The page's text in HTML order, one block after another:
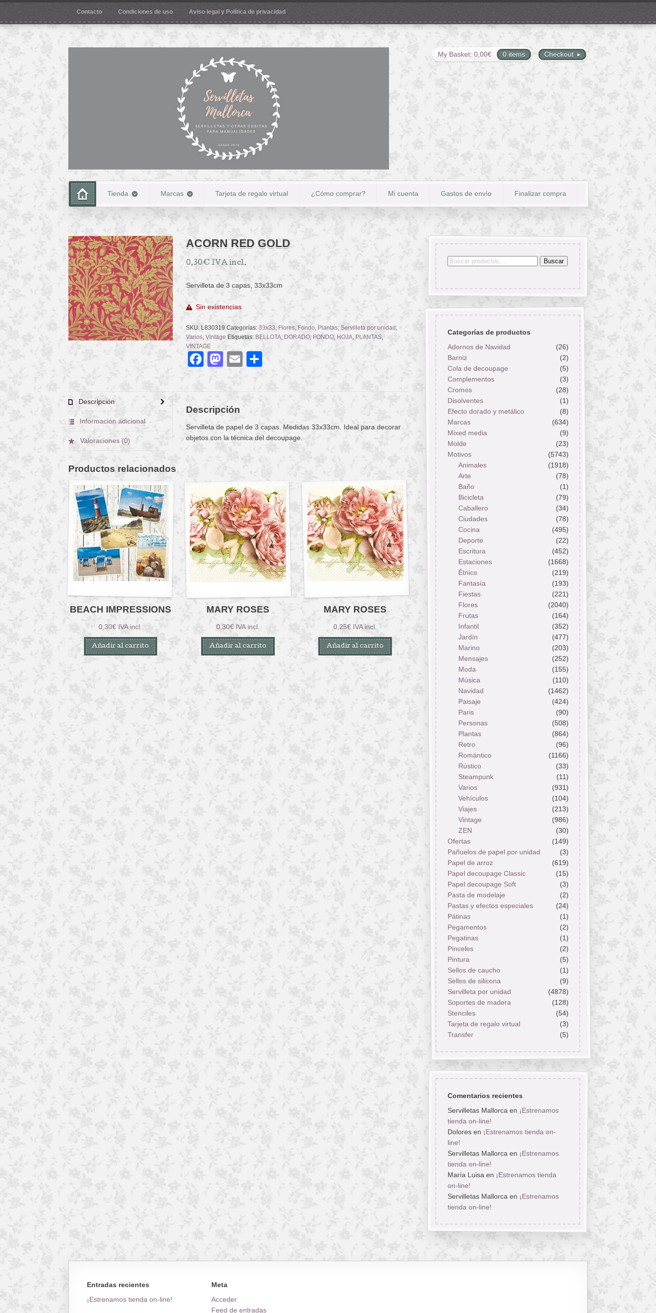
Contacto Condiciones de uso Aviso legal y Política de privacidad
Checkout
My Basket: 0,00€ 0 items
Tienda Marcas Tarjeta de regalo virtual ¿Cómo comprar? Mi cuenta Gastos de envío Finalizar compra
ACORN RED GOLD
0,30€ IVA incl.
Servilleta de 3 capas, 33x33cm
Sin existencias
SKU: L830319 Categorías: 33x33 Flores, Fondo Plantas, Servilleta por unidad
Varios, Vintage Etiquetas: BELLOTA, DORADO, FONDO, HOJA, PLANTAS,
VINTAGE
Facebook
Mastodon
Email
Descripción
Información adicional
Valoraciones (0)
Descripción
Servilleta de papel de 3 capas. Medidas 33x33cm. Ideal para decorar
objetos con la técnica del decoupage.
Productos relacionados
BEACH IMPRESSIONS
0,30€ IVA incl.
Añadir al carrito
MARY ROSES
0,30€ IVA incl.
Añadir al carrito
MARY ROSES
0,25€ IVA incl.
Añadir al carrito
Buscar
Buscar
Categorías de productos
Adornos de Navidad
(26)
Barniz
(2)
Cola de decoupage
(5)
Complementos
(3)
Cromos
(28)
Disolventes
(1)
Efecto dorado y metálico
(8)
Marcas
(634)
Mixed media
(9)
Molde
(23)
Motivos
(5743)
Animales
(1918)
Arte
(78)
Baño
(1)
Bicicleta
(79)
Caballero
(34)
Ciudades
(78)
Cocina
(495)
Deporte
(22)
Escritura
(452)
Estaciones
(1668)
Étnico
(219)
Fantasía
(193)
Fiestas
(221)
Flores
(2040)
Frutas
(164)
Infantil
(352)
Jardín
(477)
Marino
(203)
Mensajes
(252)
Moda
(155)
Música
(110)
Navidad
(1462)
Paisaje
(424)
Paris
(90)
Personas
(508)
Plantas
(864)
Retro
(96)
Romántico
(1166)
Rústico
(33)
Steampunk
(11)
Varios
(931)
Vehículos
(104)
Viajes
(213)
Vintage
(986)
ZEN
(30)
Ofertas
(149)
Pañuelos de papel por unidad
(3)
Papel de arroz
(619)
Papel decoupage Classic
(15)
Papel decoupage Soft
(3)
Pasta de modelaje
(2)
Pastas y efectos especiales
(24)
Pátinas
(1)
Pegamentos
(2)
Pegatinas
(1)
Pinceles
(2)
Pintura
(5)
Sellos de caucho
(1)
Sellos de silicona
(9)
Servilleta por unidad
(4878)
Soportes de madera
(128)
Stenciles
(54)
Tarjeta de regalo virtual
(3)
Transfer
(5)
Comentarios recientes
Servilletas Mallorcaen ¡Estrenamos
tienda on-line!
Doloresen ¡Estrenamos tienda on-
line!
Servilletas Mallorcaen ¡Estrenamos
tienda on-line!
María Luisaen ¡Estrenamos tienda
on-line!
Servilletas Mallorcaen ¡Estrenamos
tienda on-line!
Entradas recientes
¡Estrenamos tienda on-line!
Meta
Acceder
Feed de entradas